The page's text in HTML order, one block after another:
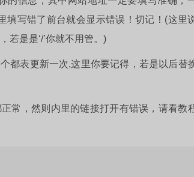
填写错了前台就会显示错误！切记！(这里
若是是‘/’你就不用管。)
都表更新一次,这里你要记得，若是以后替
常，然则内里的链接打开有错误，请看教